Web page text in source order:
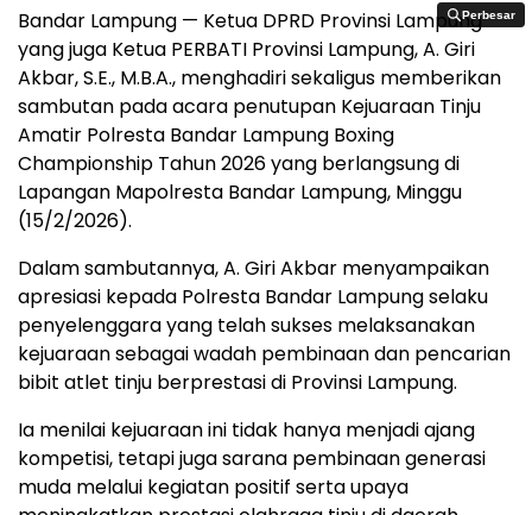
Perbesar
Perbesar
Bandar Lampung — Ketua DPRD Provinsi Lampung
yang juga Ketua PERBATI Provinsi Lampung, A. Giri
Akbar, S.E., M.B.A., menghadiri sekaligus memberikan
sambutan pada acara penutupan Kejuaraan Tinju
Amatir Polresta Bandar Lampung Boxing
Championship Tahun 2026 yang berlangsung di
Lapangan Mapolresta Bandar Lampung, Minggu
(15/2/2026).
Dalam sambutannya, A. Giri Akbar menyampaikan
apresiasi kepada Polresta Bandar Lampung selaku
penyelenggara yang telah sukses melaksanakan
kejuaraan sebagai wadah pembinaan dan pencarian
bibit atlet tinju berprestasi di Provinsi Lampung.
Ia menilai kejuaraan ini tidak hanya menjadi ajang
kompetisi, tetapi juga sarana pembinaan generasi
muda melalui kegiatan positif serta upaya